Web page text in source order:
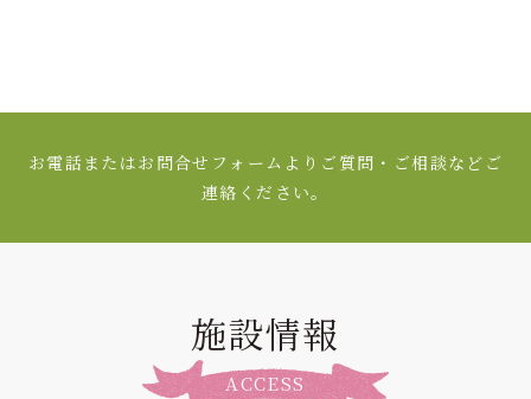
お電話またはお問合せフォームよりご質問・ご相談などご
連絡ください。
施設情報
ACCESS